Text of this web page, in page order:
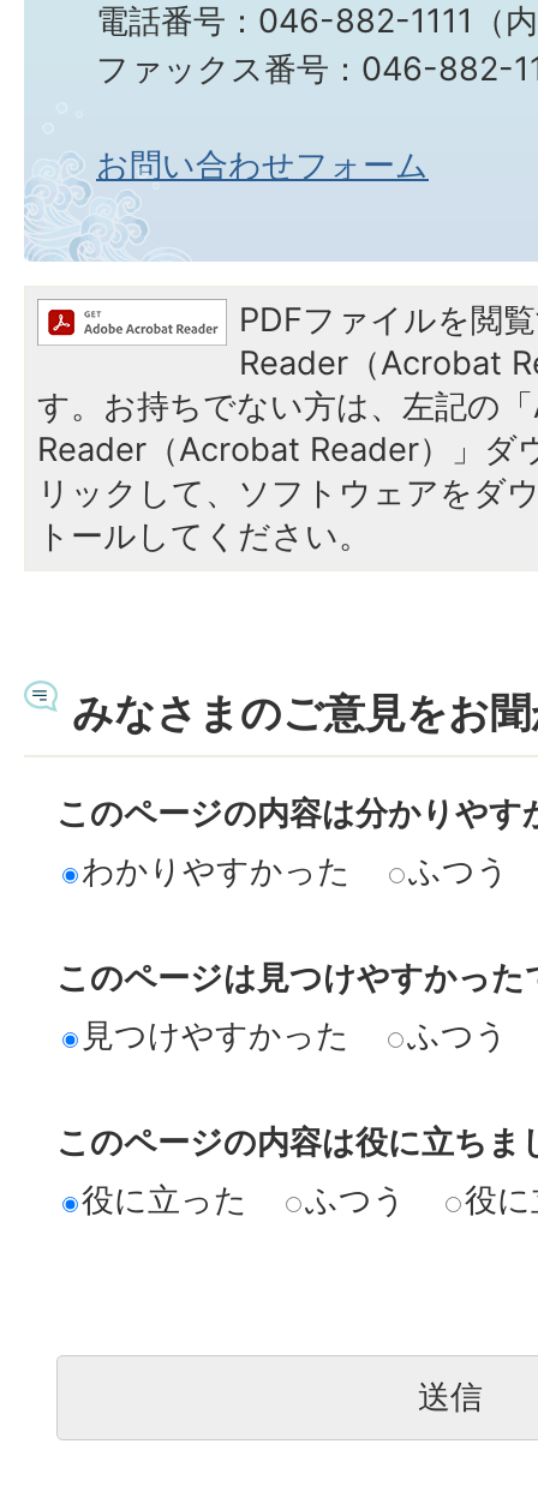
電話番号：046-882-1111（
ファックス番号：046-882-
お問い合わせフォーム
PDFファイルを閲
Reader（Acrobat
す。お持ちでない方は、左記の
Reader（Acrobat Reader）」ダ
リックして、ソフトウェアをダ
トールしてください。
みなさまのご意見をお
このページの内容は分かりやす
わかりやすかった
ふつう
このページは見つけやすかった
見つけやすかった
ふつう
このページの内容は役に立ちま
役に立った
ふつう 役